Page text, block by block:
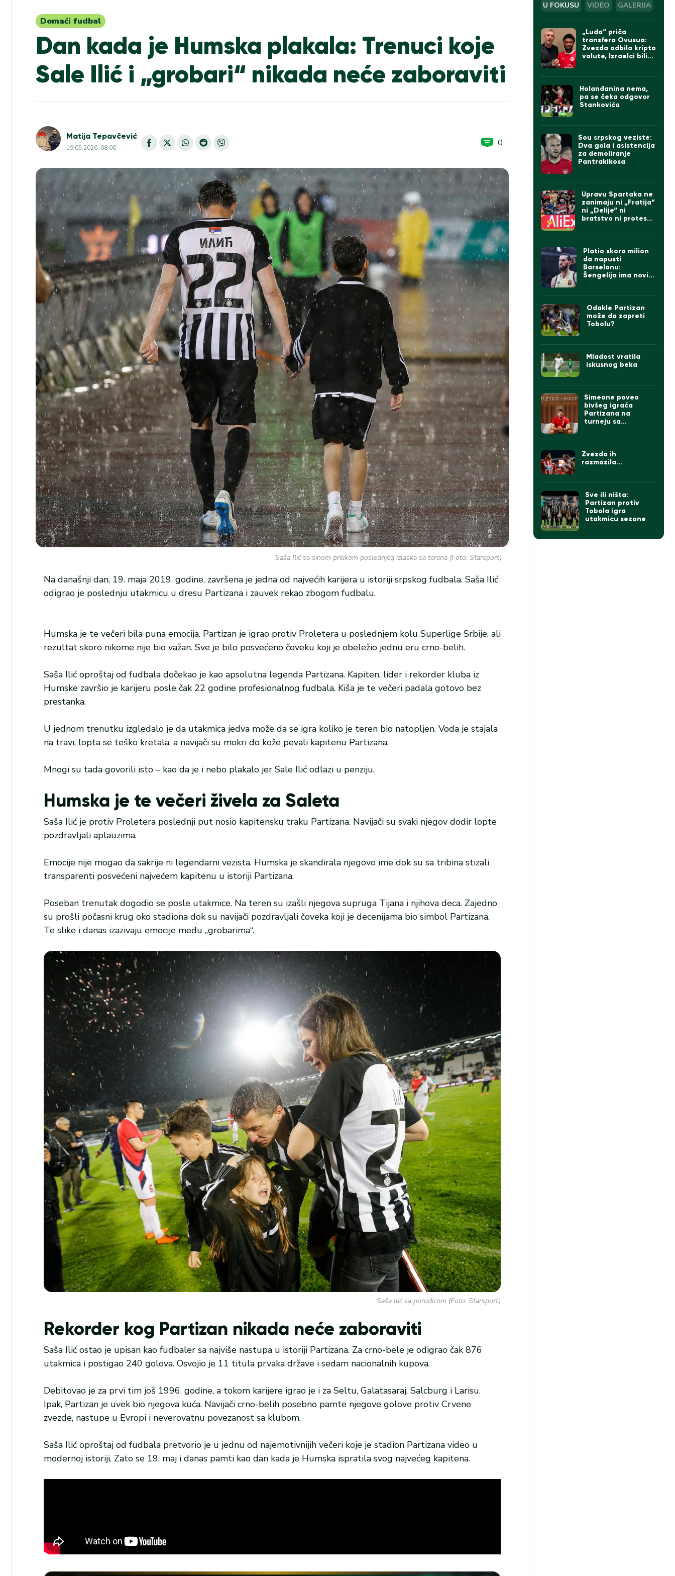
Domaći fudbal
Dan kada je Humska plakala: Trenuci koje
Sale Ilić i „grobari“ nikada neće zaboraviti
Matija Tepavčević
19.05.2026. 08:00 0
Saša Ilić sa sinom prilikom poslednjeg izlaska sa terena (Foto: Starsport)
Na današnji dan, 19. maja 2019. godine, završena je jedna od najvećih karijera u istoriji srpskog fudbala. Saša Ilić
odigrao je poslednju utakmicu u dresu Partizana i zauvek rekao zbogom fudbalu.
Humska je te večeri bila puna emocija. Partizan je igrao protiv Proletera u poslednjem kolu Superlige Srbije, ali
rezultat skoro nikome nije bio važan. Sve je bilo posvećeno čoveku koji je obeležio jednu eru crno-belih.
Saša Ilić oproštaj od fudbala dočekao je kao apsolutna legenda Partizana. Kapiten, lider i rekorder kluba iz
Humske završio je karijeru posle čak 22 godine profesionalnog fudbala. Kiša je te večeri padala gotovo bez
prestanka.
U jednom trenutku izgledalo je da utakmica jedva može da se igra koliko je teren bio natopljen. Voda je stajala
na travi, lopta se teško kretala, a navijači su mokri do kože pevali kapitenu Partizana.
Mnogi su tada govorili isto – kao da je i nebo plakalo jer Sale Ilić odlazi u penziju.
Humska je te večeri živela za Saleta
Saša Ilić je protiv Proletera poslednji put nosio kapitensku traku Partizana. Navijači su svaki njegov dodir lopte
pozdravljali aplauzima.
Emocije nije mogao da sakrije ni legendarni vezista. Humska je skandirala njegovo ime dok su sa tribina stizali
transparenti posvećeni najvećem kapitenu u istoriji Partizana.
Poseban trenutak dogodio se posle utakmice. Na teren su izašli njegova supruga Tijana i njihova deca. Zajedno
su prošli počasni krug oko stadiona dok su navijači pozdravljali čoveka koji je decenijama bio simbol Partizana.
Te slike i danas izazivaju emocije među „grobarima“.
Saša Ilić sa porodicom (Foto: Starsport)
Rekorder kog Partizan nikada neće zaboraviti
Saša Ilić ostao je upisan kao fudbaler sa najviše nastupa u istoriji Partizana. Za crno-bele je odigrao čak 876
utakmica i postigao 240 golova. Osvojio je 11 titula prvaka države i sedam nacionalnih kupova.
Debitovao je za prvi tim još 1996. godine, a tokom karijere igrao je i za Seltu, Galatasaraj, Salcburg i Larisu.
Ipak, Partizan je uvek bio njegova kuća. Navijači crno-belih posebno pamte njegove golove protiv Crvene
zvezde, nastupe u Evropi i neverovatnu povezanost sa klubom.
Saša Ilić oproštaj od fudbala pretvorio je u jednu od najemotivnijih večeri koje je stadion Partizana video u
modernoj istoriji. Zato se 19. maj i danas pamti kao dan kada je Humska ispratila svog najvećeg kapitena.
U FOKUSU VIDEO GALERIJA
„Luda“ priča
transfera Ovusua:
Zvezda odbila kripto
valute, Izraelci bili
Holanđanina nema,
pa se čeka odgovor
Stankovića
Šou srpskog veziste:
Dva gola i asistencija
za demoliranje
Pantrakikosa
Upravu Spartaka ne
zanimaju ni „Fratija“
ni „Delije“ ni
bratstvo ni protesti:
(FOTO)
Platio skoro milion
da napusti
Barselonu:
Šengelija ima novi
Odakle Partizan
može da zapreti
Tobolu?
Mladost vratila
iskusnog beka
Simeone poveo
bivšeg igrača
Partizana na
turneju sa
Zvezda ih
razmazila…
Sve ili ništa:
Partizan protiv
Tobola igra
utakmicu sezone